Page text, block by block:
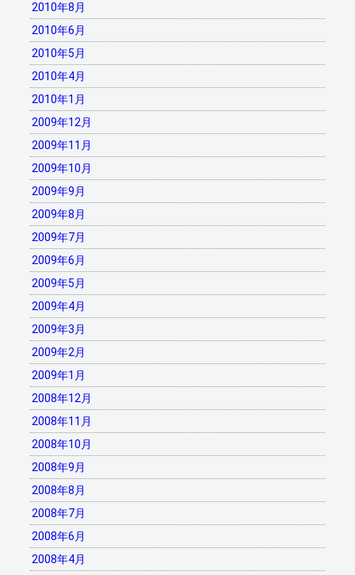
2010年8月
2010年6月
2010年5月
2010年4月
2010年1月
2009年12月
2009年11月
2009年10月
2009年9月
2009年8月
2009年7月
2009年6月
2009年5月
2009年4月
2009年3月
2009年2月
2009年1月
2008年12月
2008年11月
2008年10月
2008年9月
2008年8月
2008年7月
2008年6月
2008年4月